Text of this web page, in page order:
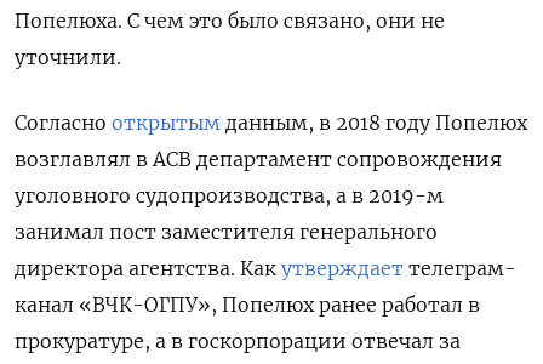
Попелюха. С чем это было связано, они не
уточнили.
Согласно открытым данным, в 2018 году Попелюх
возглавлял в АСВ департамент сопровождения
уголовного судопроизводства, а в 2019-м
занимал пост заместителя генерального
директора агентства. Как утверждает телеграм-
канал «ВЧК-ОГПУ», Попелюх ранее работал в
прокуратуре, а в госкорпорации отвечал за